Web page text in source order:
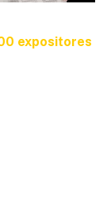
expositores